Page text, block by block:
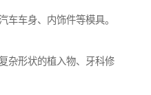
车身、内饰件等模具。
杂形状的植入物、牙科修